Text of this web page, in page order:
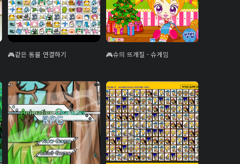
같은 동물 연결하기 슈의 뜨개질 - 슈게임